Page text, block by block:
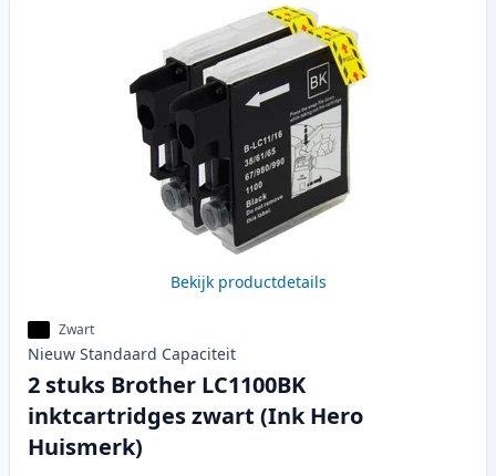
Bekijk productdetails
Zwart
Nieuw Standaard Capaciteit
2 stuks Brother LC1100BK
inktcartridges zwart (Ink Hero
Huismerk)